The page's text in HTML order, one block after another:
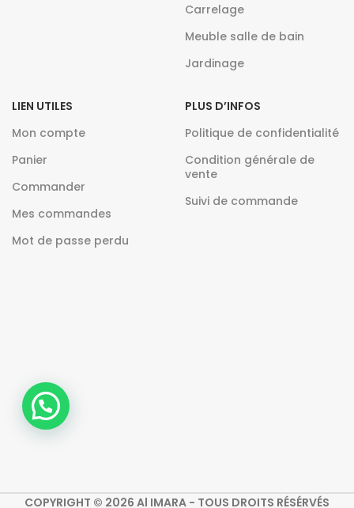
Carrelage
Meuble salle de bain
Jardinage
LIEN UTILES
Mon compte
Panier
Commander
Mes commandes
Mot de passe perdu
PLUS D’INFOS
Politique de confidentialité
Condition générale de
vente
Suivi de commande
COPYRIGHT © 2026 Al IMARA - TOUS DROITS RÉSÉRVÉS